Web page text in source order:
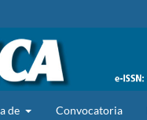
de Convocatoria